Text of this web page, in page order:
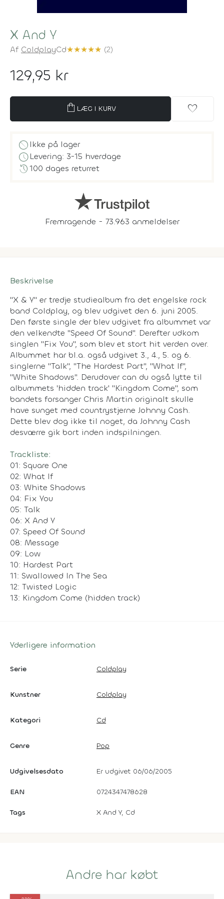
X And Y
Af ColdplayCd★★★★★ (2)
129,95 kr
shopping_bag LÆG I KURV favorite
block Ikke på lager
scheduleLevering: 3-15 hverdage
history100 dages returret
Fremragende - 73.963 anmeldelser
Beskrivelse
"X & Y" er tredje studiealbum fra det engelske rock
band Coldplay, og blev udgivet den 6. juni 2005.
Den første single der blev udgivet fra albummet var
den velkendte "Speed Of Sound". Derefter udkom
singlen "Fix You", som blev et stort hit verden over.
Albummet har bl.a. også udgivet 3., 4., 5. og 6.
singlerne "Talk", "The Hardest Part", "What If",
"White Shadows". Derudover can du også lytte til
albummets 'hidden track' "Kingdom Come", som
bandets forsanger Chris Martin originalt skulle
have sunget med countrystjerne Johnny Cash.
Dette blev dog ikke til noget, da Johnny Cash
desværre gik bort inden indspilningen.
Trackliste:
01: Square One
02: What If
03: White Shadows
04: Fix You
05: Talk
06: X And Y
07: Speed Of Sound
08: Message
09: Low
10: Hardest Part
11: Swallowed In The Sea
12: Twisted Logic
13: Kingdom Come (hidden track)
Yderligere information
Serie Coldplay
Kunstner Coldplay
Kategori Cd
Genre Pop
Udgivelsesdato Er udgivet 06/06/2005
EAN 0724347478628
Tags X And Y, Cd
Andre har købt